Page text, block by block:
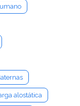
alostática